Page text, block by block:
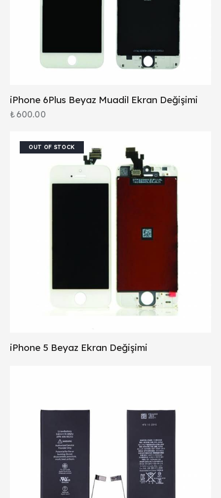
iPhone 6Plus Beyaz Muadil Ekran Değişimi
₺600.00
OUT OF STOCK
iPhone 5 Beyaz Ekran Değişimi